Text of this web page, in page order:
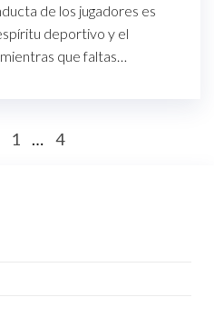
de los jugadores es
deportivo y el
que faltas…
1 … 4